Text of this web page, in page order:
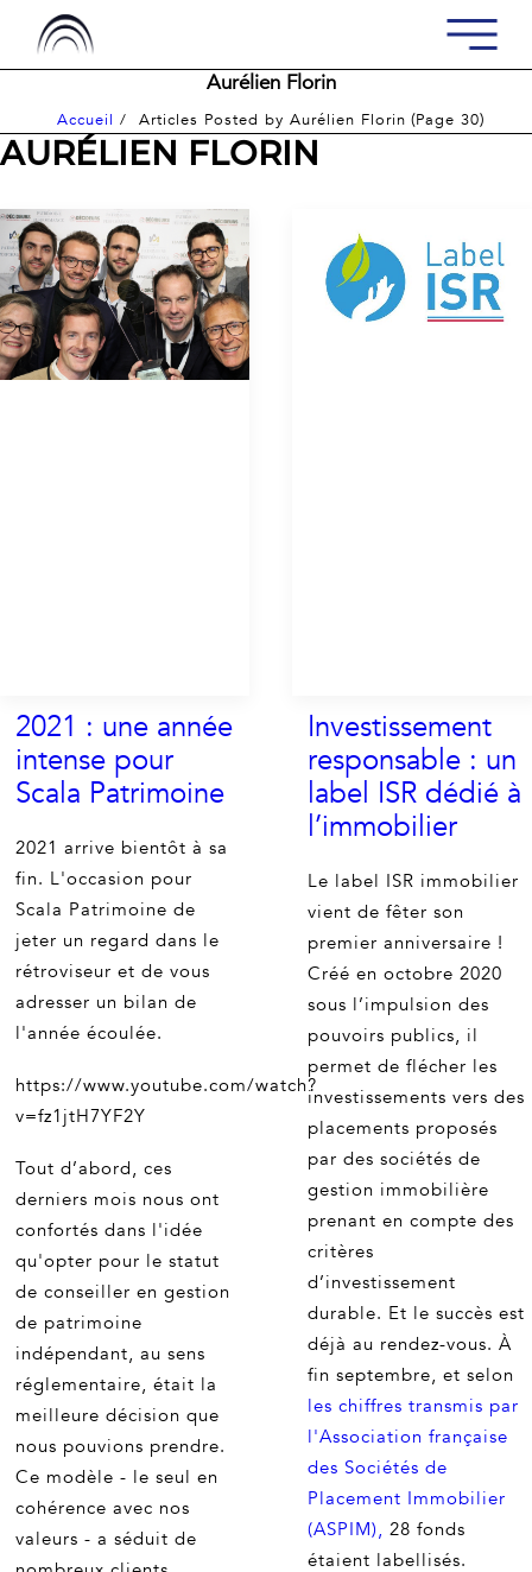
Aurélien Florin
Accueil Articles Posted by Aurélien Florin (Page 30)
AURÉLIEN FLORIN
2021 : une année
intense pour
Scala Patrimoine
2021 arrive bientôt à sa
fin. L'occasion pour
Scala Patrimoine de
jeter un regard dans le
rétroviseur et de vous
adresser un bilan de
l'année écoulée.
https://www.youtube.com/watch?
v=fz1jtH7YF2Y
Tout d’abord, ces
derniers mois nous ont
confortés dans l'idée
qu'opter pour le statut
de conseiller en gestion
de patrimoine
indépendant, au sens
réglementaire, était la
meilleure décision que
nous pouvions prendre.
Ce modèle - le seul en
cohérence avec nos
valeurs - a séduit de
Investissement
responsable : un
label ISR dédié à
l’immobilier
Le label ISR immobilier
vient de fêter son
premier anniversaire !
Créé en octobre 2020
sous l’impulsion des
pouvoirs publics, il
permet de flécher les
investissements vers des
placements proposés
par des sociétés de
gestion immobilière
prenant en compte des
critères
d’investissement
durable. Et le succès est
déjà au rendez-vous. À
fin septembre, et selon
les chiffres transmis par
l'Association française
des Sociétés de
Placement Immobilier
(ASPIM), 28 fonds
étaient labellisés.